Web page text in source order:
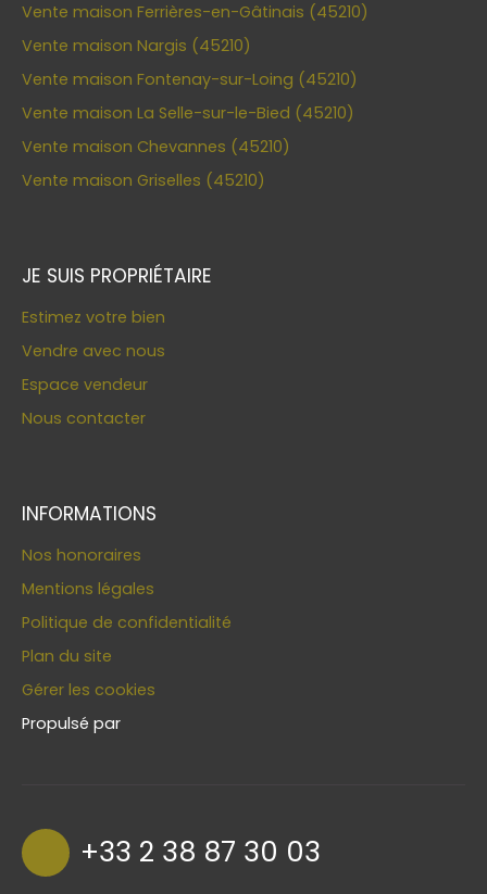
Vente maison Ferrières-en-Gâtinais (45210)
Vente maison Nargis (45210)
Vente maison Fontenay-sur-Loing (45210)
Vente maison La Selle-sur-le-Bied (45210)
Vente maison Chevannes (45210)
Vente maison Griselles (45210)
JE SUIS PROPRIÉTAIRE
Estimez votre bien
Vendre avec nous
Espace vendeur
Nous contacter
INFORMATIONS
Nos honoraires
Mentions légales
Politique de confidentialité
Plan du site
Gérer les cookies
Propulsé par
+33 2 38 87 30 03